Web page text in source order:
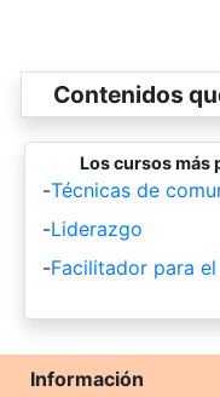
Contenidos
Los cursos más
-Técnicas de
-Liderazgo
-Facilitador para
Información